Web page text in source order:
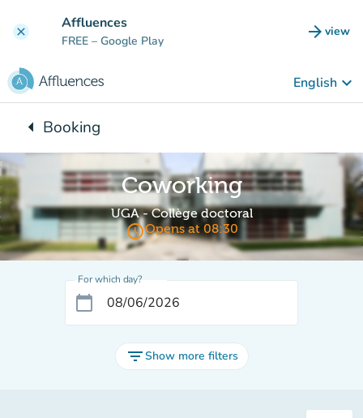
clear Affluences
FREE – Google Play arrow_forward view
(new
English keyboard_arrow_down
arrow_leftBack to:
Booking
Coworking
UGA - Collège doctoral
access_timeOpens at 08:30
For which day?
calendar_today
filter_listShow more filters